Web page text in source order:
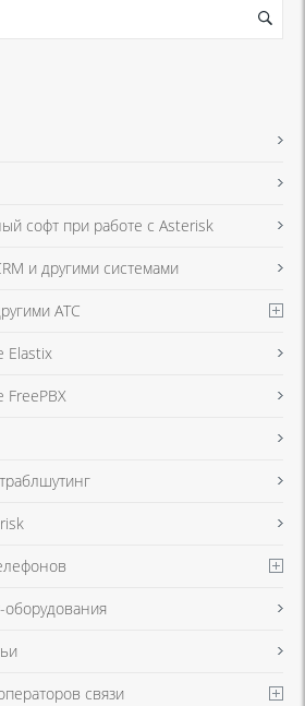
моих персональных данных для связи
в отношении обработки персональных
моих персональных данных для связи
в отношении обработки персональных
софт при работе с Asterisk
и другими системами
АТС
Elastix
FreePBX
оборудования
связи